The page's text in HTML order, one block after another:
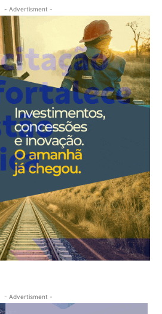
- Advertisment -
- Advertisment -